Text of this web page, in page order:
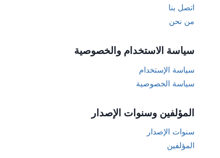
اتصل بنا
من نحن
سياسة الاستخدام والخصوصية
سياسة الإستخدام
سياسة الخصوصية
المؤلفين وسنوات الإصدار
سنوات الإصدار
المؤلفين